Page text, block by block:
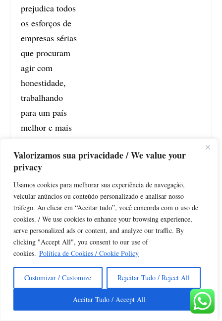
Valorizamos sua privacidade / We value your
privacy
Usamos cookies para melhorar sua experiência de navegação,
veicular anúncios ou conteúdo personalizado e analisar nosso
tráfego. Ao clicar em “Aceitar tudo”, você concorda com o uso de
cookies. / We use cookies to enhance your browsing experience,
serve personalized ads or content, and analyze our traffic. By
clicking "Accept All", you consent to our use of
cookies. Política de Cookies / Cookie Policy
Customizar / Customize Rejeitar Tudo / Reject All
Aceitar Tudo / Accept All
prejudica todos
os esforços de
empresas sérias
que procuram
agir com
honestidade,
trabalhando
para um país
melhor e mais
Principalmente,
quando vemos
as propagandas
veiculadas e as
promoções da
Net, que
escamoteiam
na verdade
oferece. São